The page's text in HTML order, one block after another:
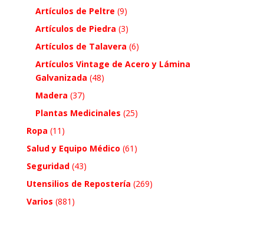
Artículos de Peltre (9)
Artículos de Piedra (3)
Artículos de Talavera (6)
Artículos Vintage de Acero y Lámina
Galvanizada (48)
Madera (37)
Plantas Medicinales (25)
Ropa (11)
Salud y Equipo Médico (61)
Seguridad (43)
Utensilios de Repostería (269)
Varios (881)